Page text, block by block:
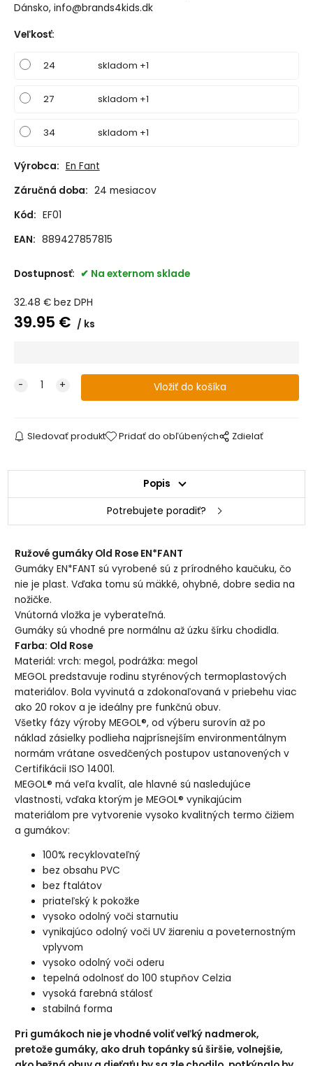
Dánsko, info@brands4kids.dk
Veľkosť:
24 skladom +1
27 skladom +1
34 skladom +1
Výrobca: En Fant
Záručná doba: 24 mesiacov
Kód: EF01
EAN: 889427857815
Dostupnosť: Na externom sklade
32.48 € bez DPH
39.95 € ks
Sledovať produkt Pridať do obľúbených Zdielať
Popis
Potrebujete poradiť?
Ružové gumáky Old Rose EN*FANT
Gumáky EN*FANT sú vyrobené sú z prírodného kaučuku, čo
nie je plast. Vďaka tomu sú mäkké, ohybné, dobre sedia na
nožičke.
Vnútorná vložka je vyberateľná.
Gumáky sú vhodné pre normálnu až úzku šírku chodidla.
Farba: Old Rose
Materiál: vrch: megol, podrážka: megol
MEGOL predstavuje rodinu styrénových termoplastových
materiálov. Bola vyvinutá a zdokonaľovaná v priebehu viac
ako 20 rokov a je ideálny pre funkčnú obuv.
Všetky fázy výroby MEGOL®, od výberu surovín až po
náklad zásielky podlieha najprísnejším environmentálnym
normám vrátane osvedčených postupov ustanovených v
Certifikácii ISO 14001.
MEGOL® má veľa kvalít, ale hlavné sú nasledujúce
vlastnosti, vďaka ktorým je MEGOL® vynikajúcim
materiálom pre vytvorenie vysoko kvalitných termo čižiem
a gumákov:
100% recyklovateľný
bez obsahu PVC
bez ftalátov
priateľský k pokožke
vysoko odolný voči starnutiu
vynikajúco odolný voči UV žiareniu a poveternostným
vplyvom
vysoko odolný voči oderu
tepelná odolnosť do 100 stupňov Celzia
vysoká farebná stálosť
stabilná forma
Pri gumákoch nie je vhodné voliť veľký nadmerok,
pretože gumáky, ako druh topánky sú širšie, volnejšie,